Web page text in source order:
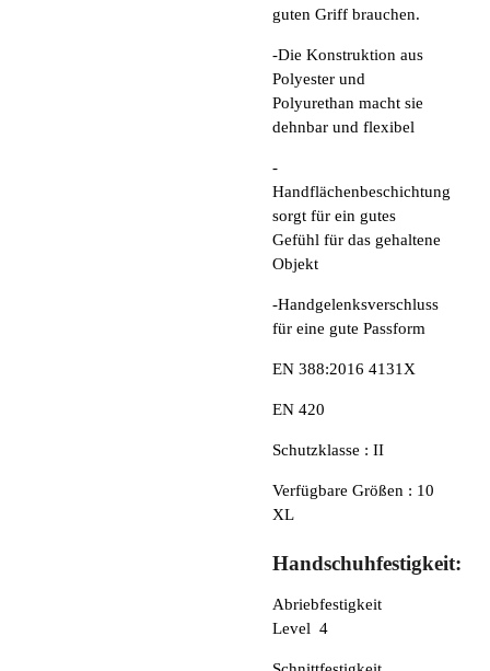
guten Griff brauchen.
-Die Konstruktion aus
Polyester und
Polyurethan macht sie
dehnbar und flexibel
-
Handflächenbeschichtung
sorgt für ein gutes
Gefühl für das gehaltene
Objekt
-Handgelenksverschluss
für eine gute Passform
EN 388:2016 4131X
EN 420
Schutzklasse : II
Verfügbare Größen : 10
XL
Handschuhfestigkeit:
Abriebfestigkeit
Level 4